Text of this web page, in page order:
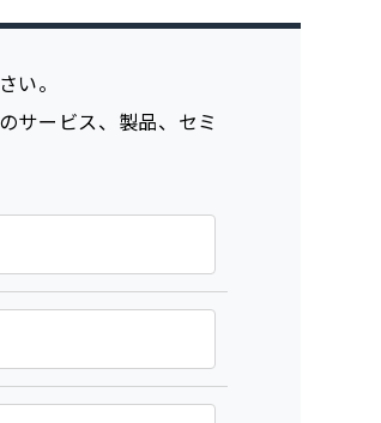
い。
サービス、製品、セミ